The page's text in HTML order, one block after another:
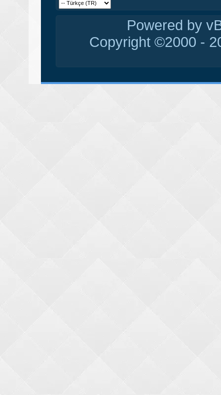
Powered by
Copyright ©2000 -